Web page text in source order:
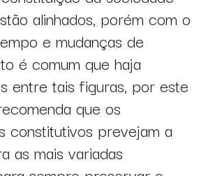
alinhados, porém com o
e mudanças de
é comum que haja
entre tais figuras, por este
que os
constitutivos prevejam a
as mais variadas